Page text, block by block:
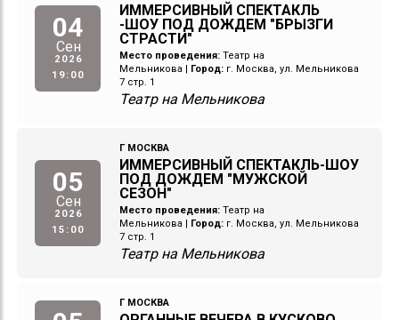
04
Сен
2026
19:00
ИММЕРСИВНЫЙ СПЕКТАКЛЬ
-ШОУ ПОД ДОЖДЕМ "БРЫЗГИ
СТРАСТИ"
Место проведения: Театр на
Мельникова | Город: г. Москва, ул. Мельникова
7 стр. 1
Театр на Мельникова
05
Сен
2026
15:00
Г МОСКВА
ИММЕРСИВНЫЙ СПЕКТАКЛЬ-ШОУ
ПОД ДОЖДЕМ "МУЖСКОЙ
СЕЗОН"
Место проведения: Театр на
Мельникова | Город: г. Москва, ул. Мельникова
7 стр. 1
Театр на Мельникова
Г МОСКВА